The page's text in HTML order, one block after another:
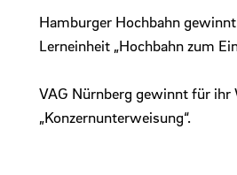
Hamburger Hochbahn
Lerneinheit „Hochbahn zum
VAG Nürnberg gewinnt für ihr
„Konzernunterweisung“.